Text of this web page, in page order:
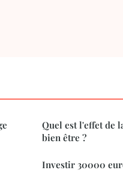
Quel est l'effet de
bien être ?
Investir 30000